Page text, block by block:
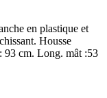
en plastique et
Housse
93 cm. Long. mât :53